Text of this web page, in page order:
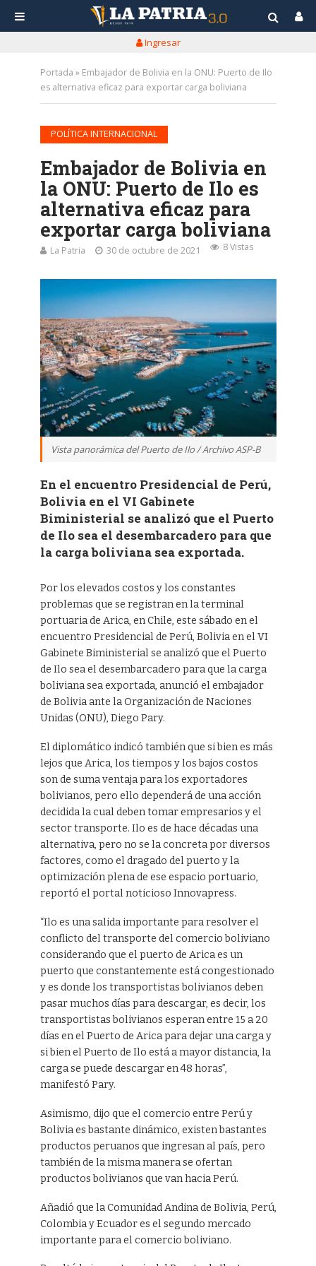
Ingresar
Portada » Embajador de Bolivia en la ONU: Puerto de Ilo
es alternativa eficaz para exportar carga boliviana
POLÍTICA INTERNACIONAL
Embajador de Bolivia en
la ONU: Puerto de Ilo es
alternativa eficaz para
exportar carga boliviana
La Patria 30 de octubre de 2021 8 Vistas
Vista panorámica del Puerto de Ilo / Archivo ASP-B
En el encuentro Presidencial de Perú,
Bolivia en el VI Gabinete
Biministerial se analizó que el Puerto
de Ilo sea el desembarcadero para que
la carga boliviana sea exportada.
Por los elevados costos y los constantes
problemas que se registran en la terminal
portuaria de Arica, en Chile, este sábado en el
encuentro Presidencial de Perú, Bolivia en el VI
Gabinete Biministerial se analizó que el Puerto
de Ilo sea el desembarcadero para que la carga
boliviana sea exportada, anunció el embajador
de Bolivia ante la Organización de Naciones
Unidas (ONU), Diego Pary.
El diplomático indicó también que si bien es más
lejos que Arica, los tiempos y los bajos costos
son de suma ventaja para los exportadores
bolivianos, pero ello dependerá de una acción
decidida la cual deben tomar empresarios y el
sector transporte. Ilo es de hace décadas una
alternativa, pero no se la concreta por diversos
factores, como el dragado del puerto y la
optimización plena de ese espacio portuario,
reportó el portal noticioso Innovapress.
“Ilo es una salida importante para resolver el
conflicto del transporte del comercio boliviano
considerando que el puerto de Arica es un
puerto que constantemente está congestionado
y es donde los transportistas bolivianos deben
pasar muchos días para descargar, es decir, los
transportistas bolivianos esperan entre 15 a 20
días en el Puerto de Arica para dejar una carga y
si bien el Puerto de Ilo está a mayor distancia, la
carga se puede descargar en 48 horas”,
manifestó Pary.
Asimismo, dijo que el comercio entre Perú y
Bolivia es bastante dinámico, existen bastantes
productos peruanos que ingresan al país, pero
también de la misma manera se ofertan
productos bolivianos que van hacia Perú.
Añadió que la Comunidad Andina de Bolivia, Perú,
Colombia y Ecuador es el segundo mercado
importante para el comercio boliviano.